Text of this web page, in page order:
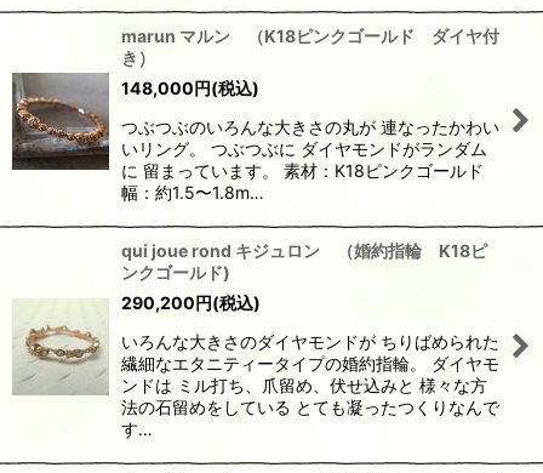
marun マルン （K18ピンクゴールド ダイヤ付
き）
148,000円(税込)
つぶつぶのいろんな大きさの丸が 連なったかわい
いリング。 つぶつぶに ダイヤモンドがランダム
に 留まっています。 素材：K18ピンクゴールド
幅：約1.5〜1.8m…
qui joue rond キジュロン （婚約指輪 K18ピ
ンクゴールド)
290,200円(税込)
いろんな大きさのダイヤモンドが ちりばめられた
繊細なエタニティータイプの婚約指輪。 ダイヤモ
ンドは ミル打ち、爪留め、伏せ込みと 様々な方
法の石留めをしている とても凝ったつくりなんで
す…